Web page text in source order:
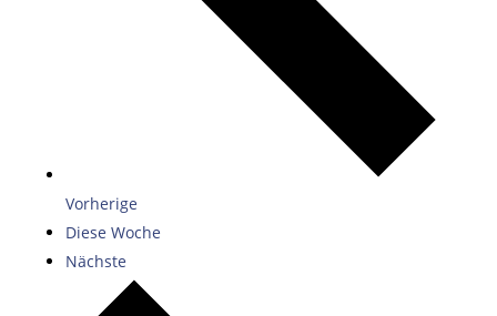
Vorherige
Diese Woche
Nächste